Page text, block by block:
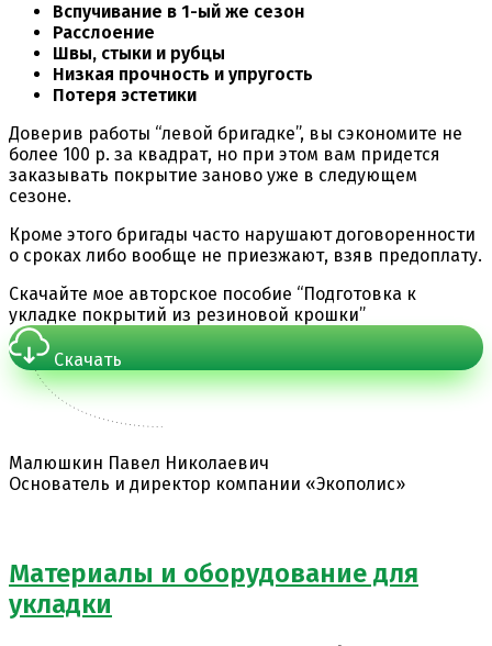
Вспучивание в 1-ый же сезон
Расслоение
Швы, стыки и рубцы
Низкая прочность и упругость
Потеря эстетики
Доверив работы “левой бригадке”, вы сэкономите не
более 100 р. за квадрат, но при этом вам придется
заказывать покрытие заново уже в следующем
сезоне.
Кроме этого бригады часто нарушают договоренности
о сроках либо вообще не приезжают, взяв предоплату.
Скачайте мое авторское пособие “Подготовка к
укладке покрытий из резиновой крошки”
Скачать
Малюшкин Павел Николаевич
Основатель и директор компании «Экополис»
Материалы и оборудование для
укладки